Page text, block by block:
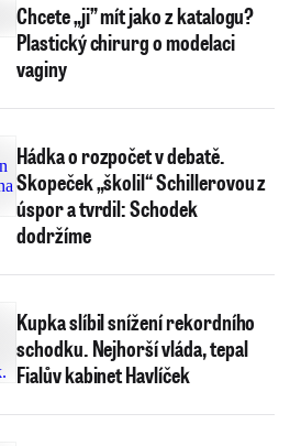
Chcete „ji” mít jako z katalogu?
Plastický chirurg o modelaci
vaginy
Hádka o rozpočet v debatě.
Skopeček „školil“ Schillerovou z
úspor a tvrdil: Schodek
dodržíme
Kupka slíbil snížení rekordního
schodku. Nejhorší vláda, tepal
Fialův kabinet Havlíček